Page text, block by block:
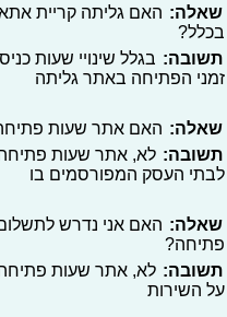
שאלה: האם גליתה קריית
בכלל?
תשובה: בגלל שינויי שעות
זמני הפתיחה באתר גליתה
שאלה: האם אתר שעות
תשובה: לא, אתר שעות פתיחה
לבתי העסק המפורסמים בו
שאלה: האם אני נדרש
פתיחה?
תשובה: לא, אתר שעות פתיחה
על השירות